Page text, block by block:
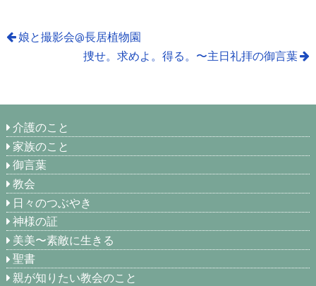
娘と撮影会@長居植物園
捜せ。求めよ。得る。〜主日礼拝の御言葉
介護のこと
家族のこと
御言葉
教会
日々のつぶやき
神様の証
美美〜素敵に生きる
聖書
親が知りたい教会のこと